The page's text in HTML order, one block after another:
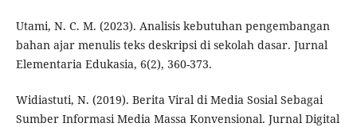
Utami, N. C. M. (2023). Analisis kebutuhan pengembangan
bahan ajar menulis teks deskripsi di sekolah dasar. Jurnal
Elementaria Edukasia, 6(2), 360-373.
Widiastuti, N. (2019). Berita Viral di Media Sosial Sebagai
Sumber Informasi Media Massa Konvensional. Jurnal Digital